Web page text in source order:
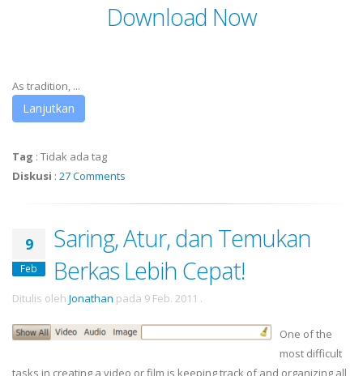
Download Now
As tradition, ...
Lanjutkan
Tag : Tidak ada tag
Diskusi : 27 Comments
9
Feb
Saring, Atur, dan Temukan
Berkas Lebih Cepat!
Ditulis oleh Jonathan pada 9 Feb. 2011 .
One of the
most difficult
tasks in creating a video or film is keeping track of and organizing all